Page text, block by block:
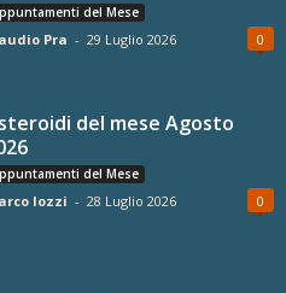
del Mese
Pra - 29 Luglio 2026 0
del mese Agosto
del Mese
Iozzi - 28 Luglio 2026 0